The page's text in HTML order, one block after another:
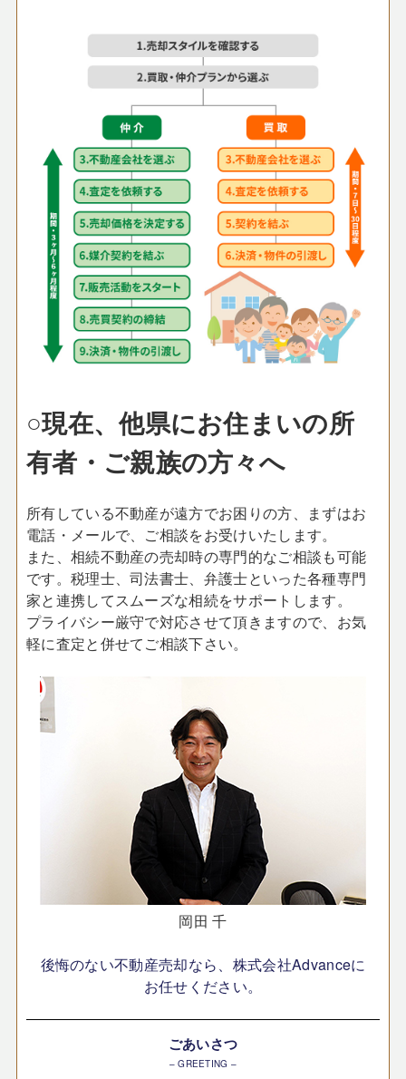
○現在、他県にお住まいの所
有者・ご親族の方々へ
所有している不動産が遠方でお困りの方、まずはお
電話・メールで、ご相談をお受けいたします。
また、相続不動産の売却時の専門的なご相談も可能
です。税理士、司法書士、弁護士といった各種専門
家と連携してスムーズな相続をサポートします。
プライバシー厳守で対応させて頂きますので、お気
軽に査定と併せてご相談下さい。
岡田 千
後悔のない不動産売却なら、株式会社Advanceに
お任せください。
ごあいさつ
– GREETING –